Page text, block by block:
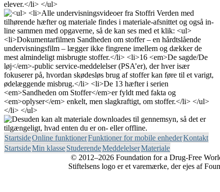
StartsideOnline funktionerFunktioner for mobile enhederKontakt
StartsideMin klasseStuderendeMeddelelserMateriale
© 2012–2026 Foundation for a Drug-Free
Stiftelsens logo er et varemærke, der ejes af